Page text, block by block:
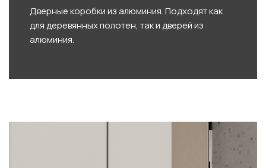
Дверные коробки из алюминия. Подходят как
для деревянных полотен, так и дверей из
алюминия.